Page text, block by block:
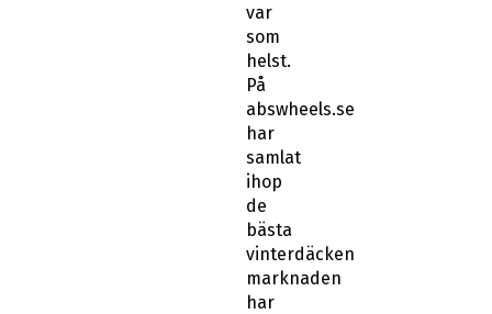
var
som
helst.
På
abswheels.se
har
samlat
ihop
de
bästa
vinterdäcken
marknaden
har